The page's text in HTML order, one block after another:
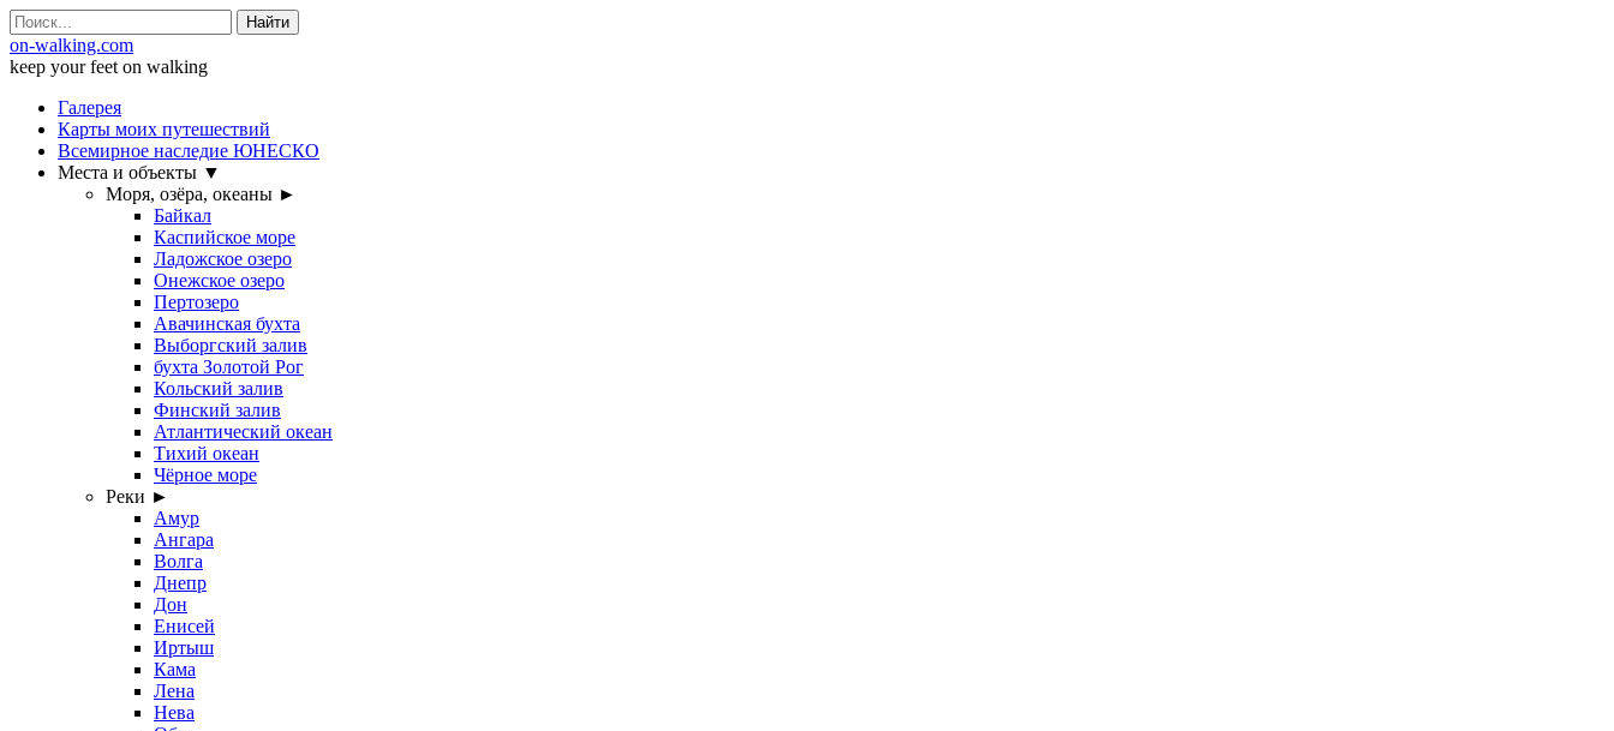
Search
for:
on-walking.com
keep your feet on walking
Пропустить
Галерея
Карты моих путешествий
Всемирное наследие ЮНЕСКО
Места и объекты ▼
Моря, озёра, океаны ►
Байкал
Каспийское море
Ладожское озеро
Онежское озеро
Пертозеро
Авачинская бухта
Выборгский залив
бухта Золотой Рог
Кольский залив
Финский залив
Атлантический океан
Тихий океан
Чёрное море
Реки ►
Амур
Ангара
Волга
Днепр
Дон
Енисей
Иртыш
Кама
Лена
Нева